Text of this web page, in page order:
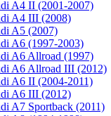
A4 II (2001-2007)
A4 III (2008)
A5 (2007)
A6 (1997-2003)
A6 Allroad (1997)
A6 Allroad III (2012)
A6 II (2004-2011)
A6 III (2012)
A7 Sportback (2011)